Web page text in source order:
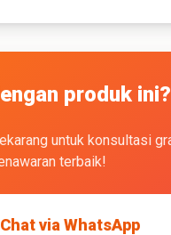
produk ini?
untuk konsultasi
terbaik!
Chat via WhatsApp